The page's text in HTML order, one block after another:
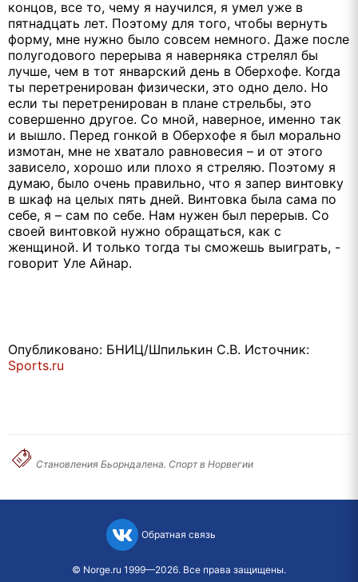
концов, все то, чему я научился, я умел уже в
пятнадцать лет. Поэтому для того, чтобы вернуть
форму, мне нужно было совсем немного. Даже после
полугодового перерыва я наверняка стрелял бы
лучше, чем в тот январский день в Оберхофе. Когда
ты перетренирован физически, это одно дело. Но
если ты перетренирован в плане стрельбы, это
совершенно другое. Со мной, наверное, именно так
и вышло. Перед гонкой в Оберхофе я был морально
измотан, мне не хватало равновесия – и от этого
зависело, хорошо или плохо я стреляю. Поэтому я
думаю, было очень правильно, что я запер винтовку
в шкаф на целых пять дней. Винтовка была сама по
себе, я – сам по себе. Нам нужен был перерыв. Со
своей винтовкой нужно обращаться, как с
женщиной. И только тогда ты сможешь выиграть, -
говорит Уле Айнар.
Опубликовано: БНИЦ/Шпилькин С.В. Источник:
Sports.ru
Становления Бьорндалена. Спорт в Норвегии
Обратная связь
© Norge.ru 1999—2026. Все права защищены.